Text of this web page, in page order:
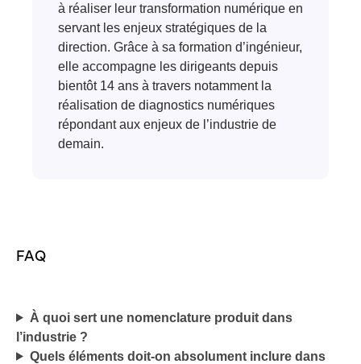
à réaliser leur transformation numérique en
servant les enjeux stratégiques de la
direction. Grâce à sa formation d’ingénieur,
elle accompagne les dirigeants depuis
bientôt 14 ans à travers notamment la
réalisation de diagnostics numériques
répondant aux enjeux de l’industrie de
demain.
FAQ
À quoi sert une nomenclature produit dans
l’industrie ?
Quels éléments doit-on absolument inclure dans